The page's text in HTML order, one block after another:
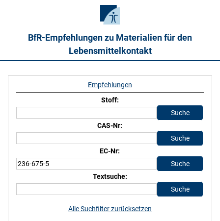
BfR-Empfehlungen zu Materialien für den
Lebensmittelkontakt
Empfehlungen
Stoff:
CAS-Nr:
EC-Nr:
Textsuche:
Alle Suchfilter zurücksetzen